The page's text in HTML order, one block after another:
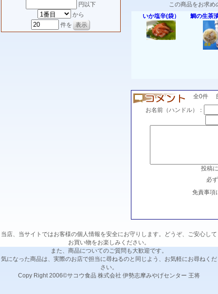
円以下
から
件を
この商品をお求
いか塩辛(袋）
鯛の生茶
全0件
お名前（ハンドル）：
投稿
必ず
免責事項
当店、当サイトではお客様の個人情報を安全にお守りします。どうぞ、ご安心して
お買い物をお楽しみください。
また、商品についてのご質問も大歓迎です。
気になった商品は、実際のお店で担当に尋ねるのと同じよう、お気軽にお尋ねくだ
さい。
Copy Right 2006©サコウ食品 株式会社 伊勢志摩みやげセンター 王将